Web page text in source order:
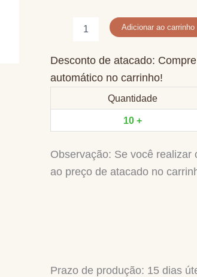
quantidade
Adicionar ao carrinho
Desconto de atacado:
automático no carrinho!
Quantidade
10 +
Observação: Se você
ao preço de atacado no
Prazo de produção: 15 dias